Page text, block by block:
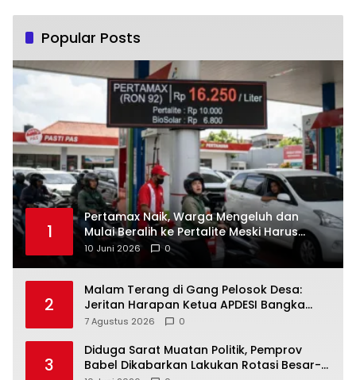
Popular Posts
1
‎Pertamax Naik, Warga Mengeluh dan
Mulai Beralih ke Pertalite Meski Harus
10 Juni 2026 0
2
Malam Terang di Gang Pelosok Desa:
Jeritan Harapan Ketua APDESI Bangka
Tengah untuk PLN Babel
7 Agustus 2026 0
3
‎Diduga Sarat Muatan Politik, Pemprov
Babel Dikabarkan Lakukan Rotasi Besar-